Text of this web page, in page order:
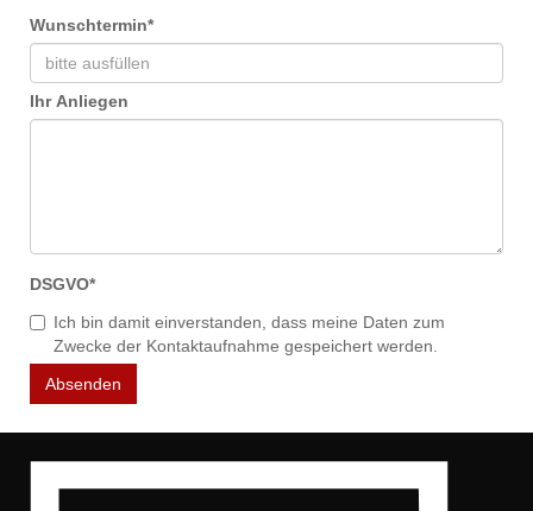
Wunschtermin*
Ihr Anliegen
DSGVO*
Ich bin damit einverstanden, dass meine Daten zum
Zwecke der Kontaktaufnahme gespeichert werden.